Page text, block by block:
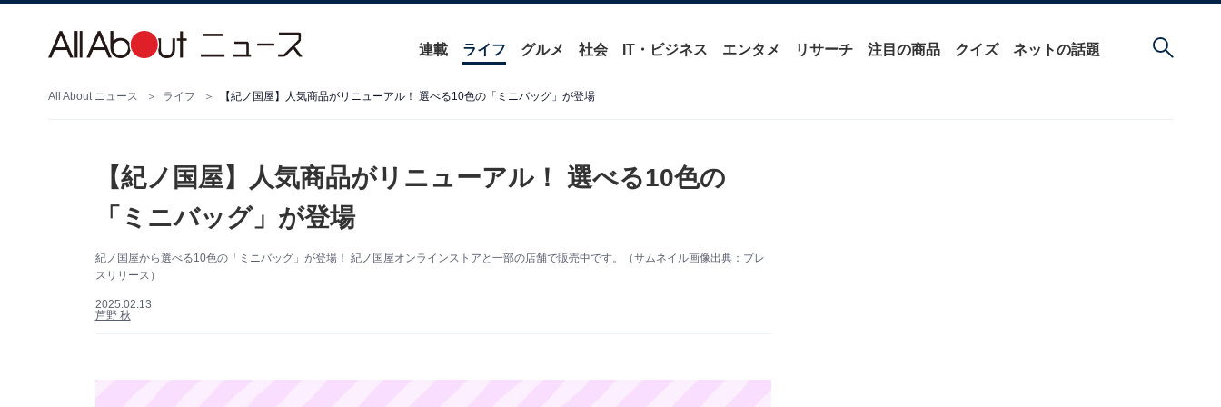
連載 ライフ グルメ 社会 IT・ビジネス エンタメ リサーチ 注目の商品 クイズ ネットの話題
All About ニュース ライフ 【紀ノ国屋】人気商品がリニューアル！ 選べる10色の「ミニバッグ」が登場
【紀ノ国屋】人気商品がリニューアル！ 選べる10色の
「ミニバッグ」が登場
紀ノ国屋から選べる10色の「ミニバッグ」が登場！ 紀ノ国屋オンラインストアと一部の店舗で販売中です。（サムネイル画像出典：プレ
スリリース）
2025.02.13
芦野 秋